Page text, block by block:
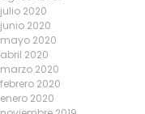
julio 2020
junio 2020
mayo 2020
abril 2020
marzo 2020
febrero 2020
enero 2020